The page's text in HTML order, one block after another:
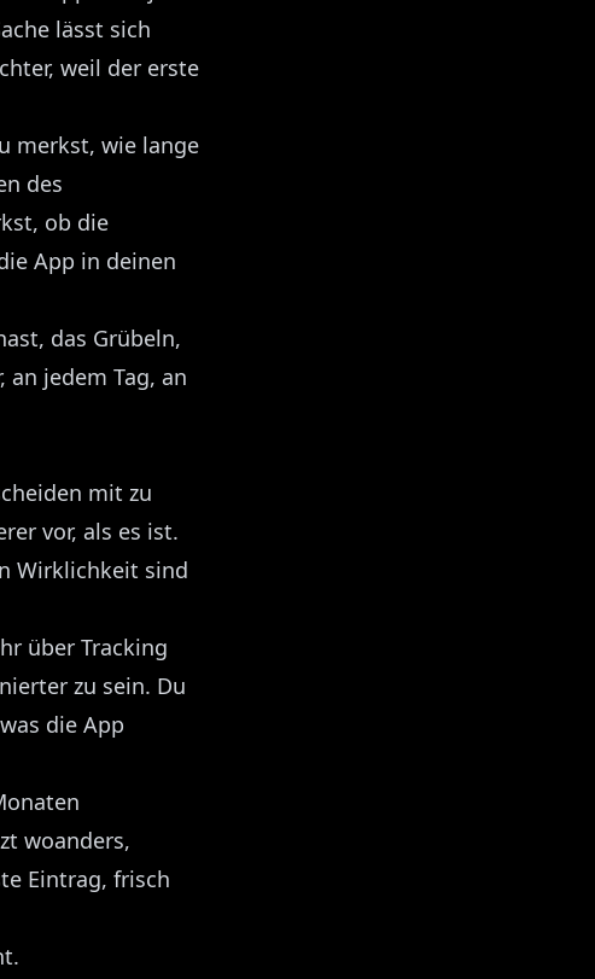
lässt sich
weil der erste
merkst, wie lange
des
ob die
App in deinen
das Grübeln,
jedem Tag, an
mit zu
vor, als es ist.
Wirklichkeit sind
über Tracking
zu sein. Du
die App
woanders,
Eintrag, frisch